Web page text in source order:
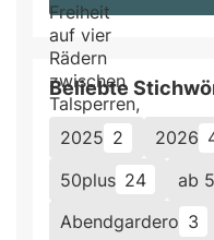
Beliebte
2025 2 2026
50plus 24 ab
Abendgardero 3